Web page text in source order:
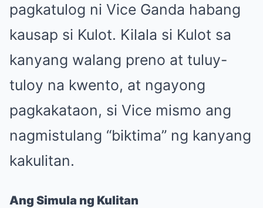
pagkatulog ni Vice Ganda habang
kausap si Kulot. Kilala si Kulot sa
kanyang walang preno at tuluy-
tuloy na kwento, at ngayong
pagkakataon, si Vice mismo ang
nagmistulang “biktima” ng kanyang
kakulitan.
Ang Simula ng Kulitan